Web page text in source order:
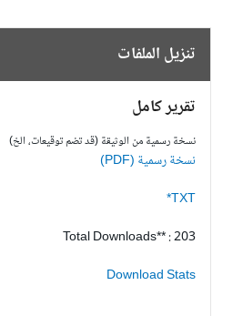
تنزيل الملفات
تقرير كامل
نسخة رسمية من الوثيقة (قد تضم توقيعات، الخ)
نسخة رسمية (PDF)
TXT*
Total Downloads** : 203
Download Stats